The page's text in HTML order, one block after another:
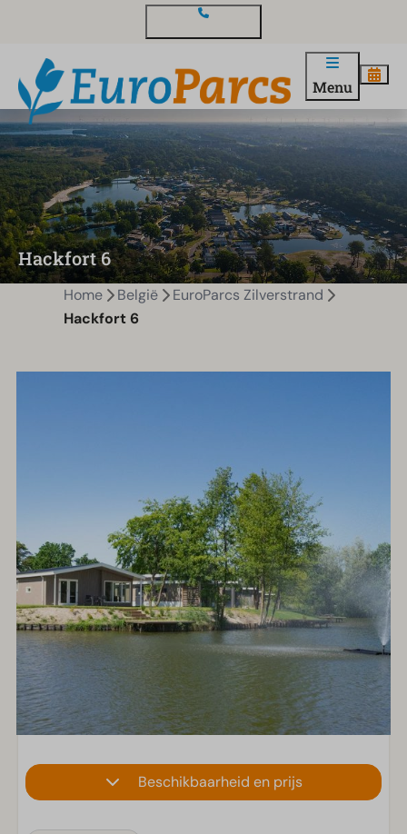
Menu
Hackfort 6
Home België
EuroParcs Zilverstrand
Hackfort 6
Beschikbaarheid en prijs